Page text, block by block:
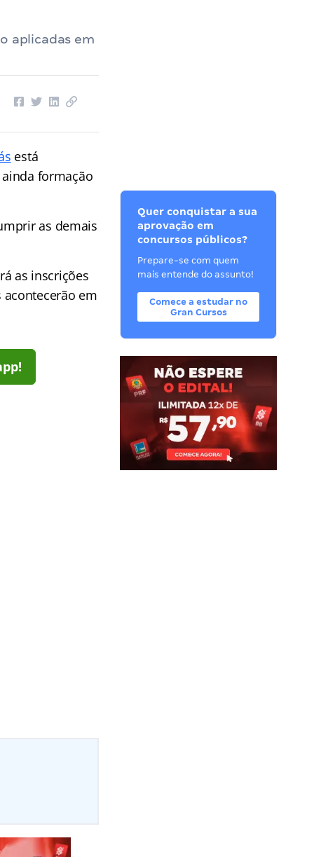
aplicadas em
está
formação
as demais
as inscrições
em
Quer conquistar a sua
aprovação em
concursos públicos?
Prepare-se com quem
mais entende do assunto!
Comece a estudar no
Gran Cursos